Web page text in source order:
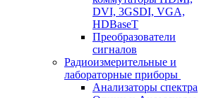
DVI, 3GSDI, VGA,
HDBaseT
Преобразователи
сигналов
Радиоизмерительные и
лабораторные приборы
Анализаторы спектра